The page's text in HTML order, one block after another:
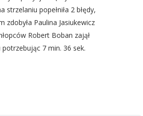
popełniła 2 błędy,
zdobyła Paulina Jasiukewicz
Robert Boban zajął
7 min. 36 sek.